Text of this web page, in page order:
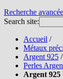
Recherche
Search site:
Accueil /
Métaux
Argent 925 /
Perles
Argent 925